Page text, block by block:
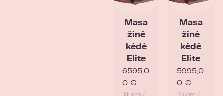
Masa
žinė
kėdė
Elite
6595,0
0 €
Masa
žinė
kėdė
Elite
5995,0
0 €